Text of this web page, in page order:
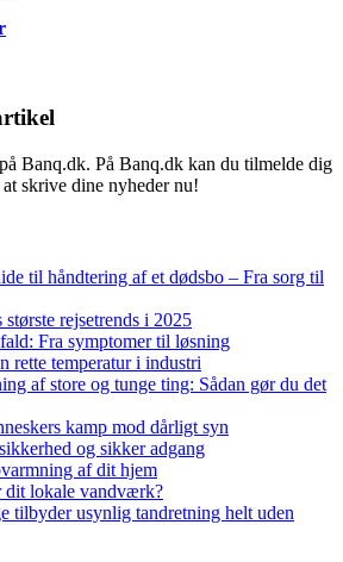
Banq.dk. På Banq.dk kan du tilmelde dig
skrive dine nyheder nu!
til håndtering af et dødsbo – Fra sorg til
største rejsetrends i 2025
Fra symptomer til løsning
rette temperatur i industri
af store og tunge ting: Sådan gør du det
kamp mod dårligt syn
og sikker adgang
af dit hjem
dit lokale vandværk?
tilbyder usynlig tandretning helt uden